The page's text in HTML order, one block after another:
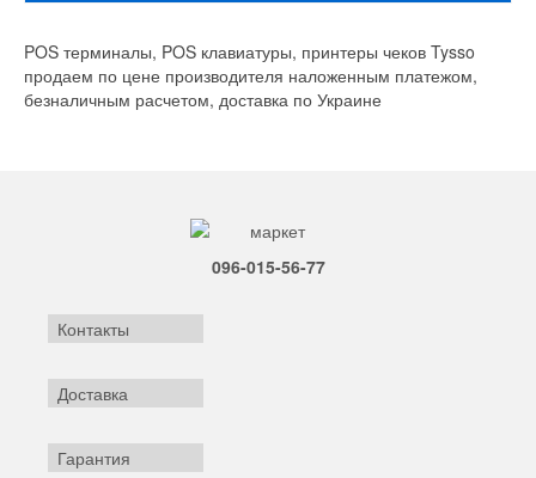
POS терминалы, POS клавиатуры, принтеры чеков Tysso
продаем по цене производителя наложенным платежом,
безналичным расчетом, доставка по Украине
096-015-56-77
Контакты
Доставка
Гарантия